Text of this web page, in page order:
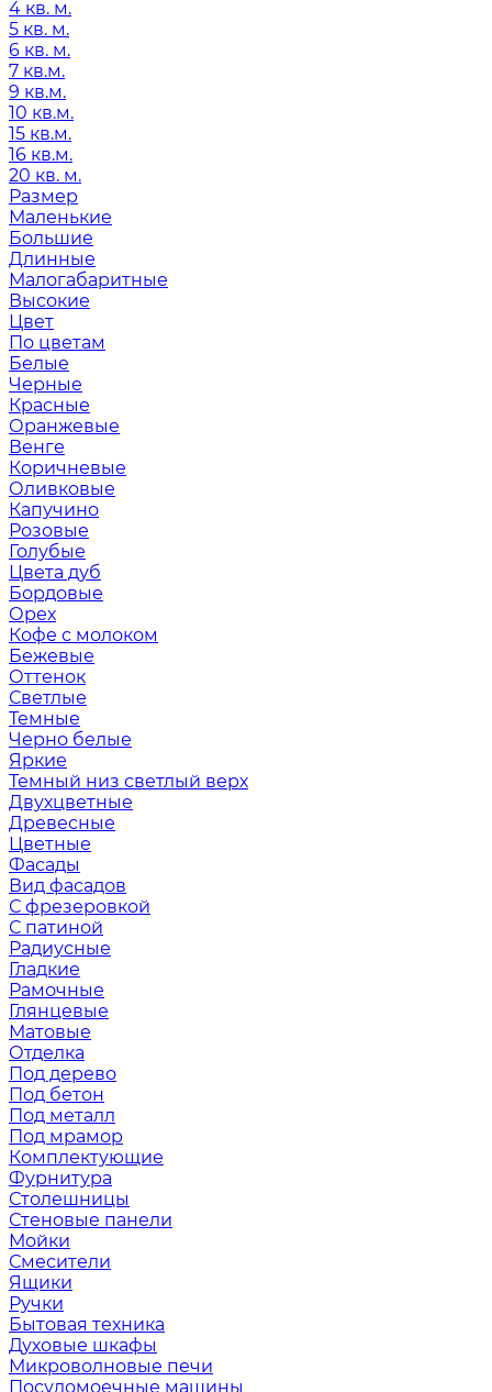
4 кв. м.
5 кв. м.
6 кв. м.
7 кв.м.
9 кв.м.
10 кв.м.
15 кв.м.
16 кв.м.
20 кв. м.
Размер
Маленькие
Большие
Длинные
Малогабаритные
Высокие
Цвет
По цветам
Белые
Черные
Красные
Оранжевые
Венге
Коричневые
Оливковые
Капучино
Розовые
Голубые
Цвета дуб
Бордовые
Орех
Кофе с молоком
Бежевые
Оттенок
Светлые
Темные
Черно белые
Яркие
Темный низ светлый верх
Двухцветные
Древесные
Цветные
Фасады
Вид фасадов
С фрезеровкой
С патиной
Радиусные
Гладкие
Рамочные
Глянцевые
Матовые
Отделка
Под дерево
Под бетон
Под металл
Под мрамор
Комплектующие
Фурнитура
Столешницы
Стеновые панели
Мойки
Смесители
Ящики
Ручки
Бытовая техника
Духовые шкафы
Микроволновые печи
Посудомоечные машины